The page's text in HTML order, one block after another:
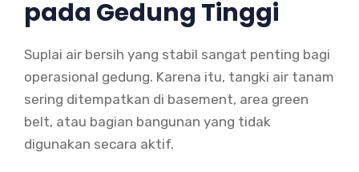
pada Gedung Tinggi
Suplai air bersih yang stabil sangat penting bagi
operasional gedung. Karena itu, tangki air tanam
sering ditempatkan di basement, area green
belt, atau bagian bangunan yang tidak
digunakan secara aktif.